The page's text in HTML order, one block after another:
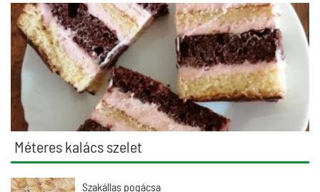
Méteres kalács szelet
Szakállas pogácsa